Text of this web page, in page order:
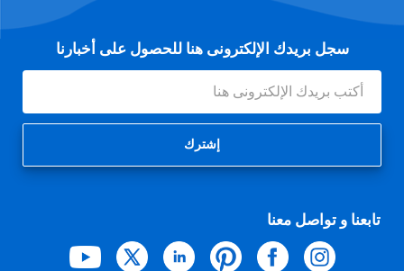
سجل بريدك الإلكترونى هنا للحصول على أخبارنا
عنوان
البريد
تابعنا و تواصل معنا